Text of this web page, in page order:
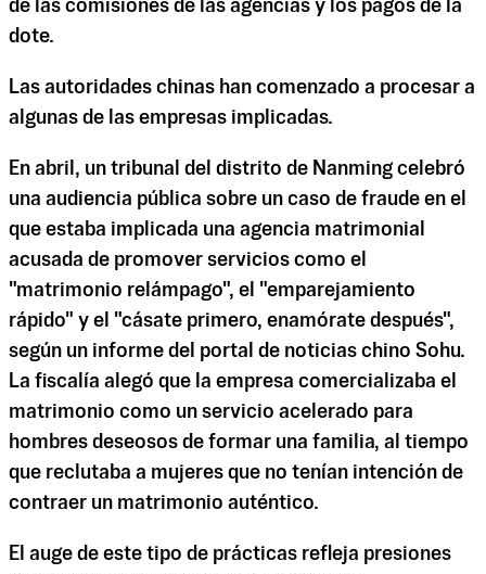
de las comisiones de las agencias y los pagos de la
dote.
Las autoridades chinas han comenzado a procesar a
algunas de las empresas implicadas.
En abril, un tribunal del distrito de Nanming celebró
una audiencia pública sobre un caso de fraude en el
que estaba implicada una agencia matrimonial
acusada de promover servicios como el
"matrimonio relámpago", el "emparejamiento
rápido" y el "cásate primero, enamórate después",
según un informe del portal de noticias chino Sohu.
La fiscalía alegó que la empresa comercializaba el
matrimonio como un servicio acelerado para
hombres deseosos de formar una familia, al tiempo
que reclutaba a mujeres que no tenían intención de
contraer un matrimonio auténtico.
El auge de este tipo de prácticas refleja presiones